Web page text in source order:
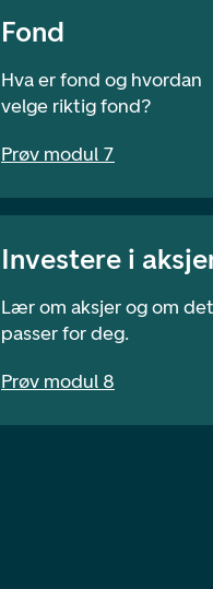
Fond
Hva er fond og hvordan
velge riktig fond?
Prøv modul 7
Investere i
Lær om aksjer og om
passer for deg.
Prøv modul 8